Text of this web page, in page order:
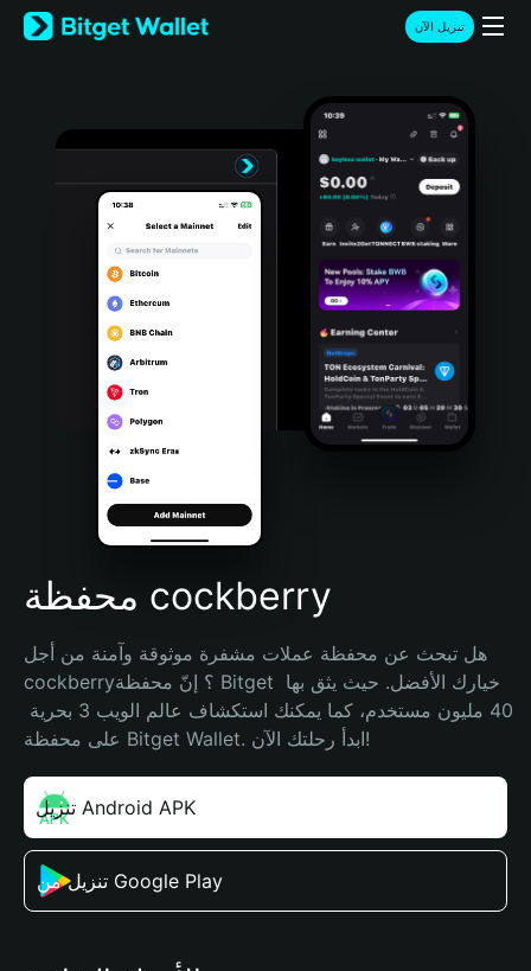
English
日本語
Türkçe
Português (Portugal)
Bahasa Indonesia
Português (Brasil)
Español (Argentina)
تنزيل الآن
محفظة cockberry
هل تبحث عن محفظة عملات مشفرة موثوقة وآمنة من أجل
cockberry؟ إنّ محفظة Bitget خيارك الأفضل. حيث يثق بها
على محفظة Bitget Wallet. ابدأ رحلتك الآن!
تنزيل Android APK
تنزيل من Google Play